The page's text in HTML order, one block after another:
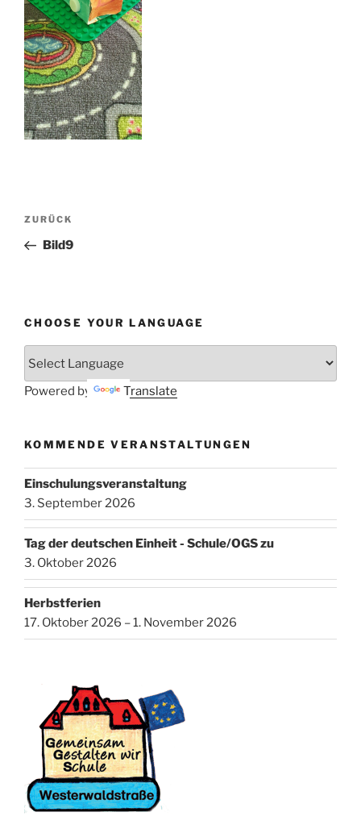
Beitragsnavigation
Vorheriger
Beitrag
ZURÜCK
Bild9
CHOOSE YOUR LANGUAGE
Powered by Translate
KOMMENDE VERANSTALTUNGEN
Einschulungsveranstaltung
3. September 2026
Tag der deutschen Einheit - Schule/OGS zu
3. Oktober 2026
Herbstferien
17. Oktober 2026 – 1. November 2026